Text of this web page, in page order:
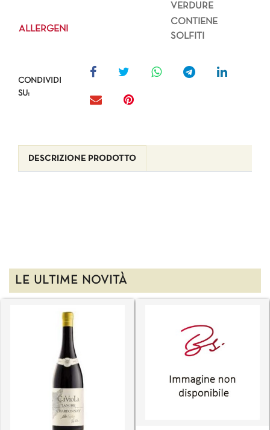
VERDURE
ALLERGENI
CONTIENE
SOLFITI
CONDIVIDI
SU:
DESCRIZIONE PRODOTTO
LE ULTIME NOVITÀ